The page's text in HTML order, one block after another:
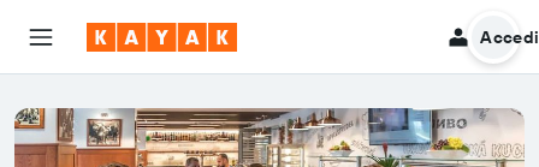
Accedi